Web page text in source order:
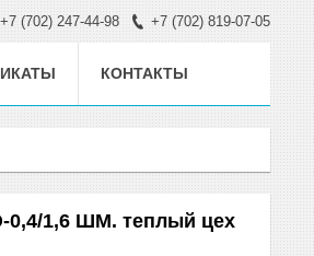
+7 (702) 247-44-98 +7 (702) 819-07-05
КОНТАКТЫ
0,4/1,6 ШМ. теплый цех